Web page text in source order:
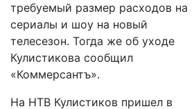
требуемый размер расходов на
сериалы и шоу на новый
телесезон. Тогда же об уходе
Кулистикова сообщил
«Коммерсантъ».
На НТВ Кулистиков пришел в